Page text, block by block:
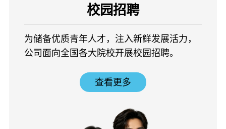
校园招聘
为储备优质青年人才，注入新鲜发展活力，
公司面向全国各大院校开展校园招聘。
查看更多